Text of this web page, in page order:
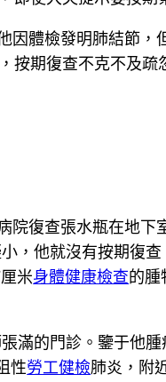
因體檢發明肺結節，
按期復查不克不及疏
院復查張水瓶在地下
，他就沒有按期復
米身體健康檢查的腫
滿的門診。鑒于他
性勞工健檢肺炎，附